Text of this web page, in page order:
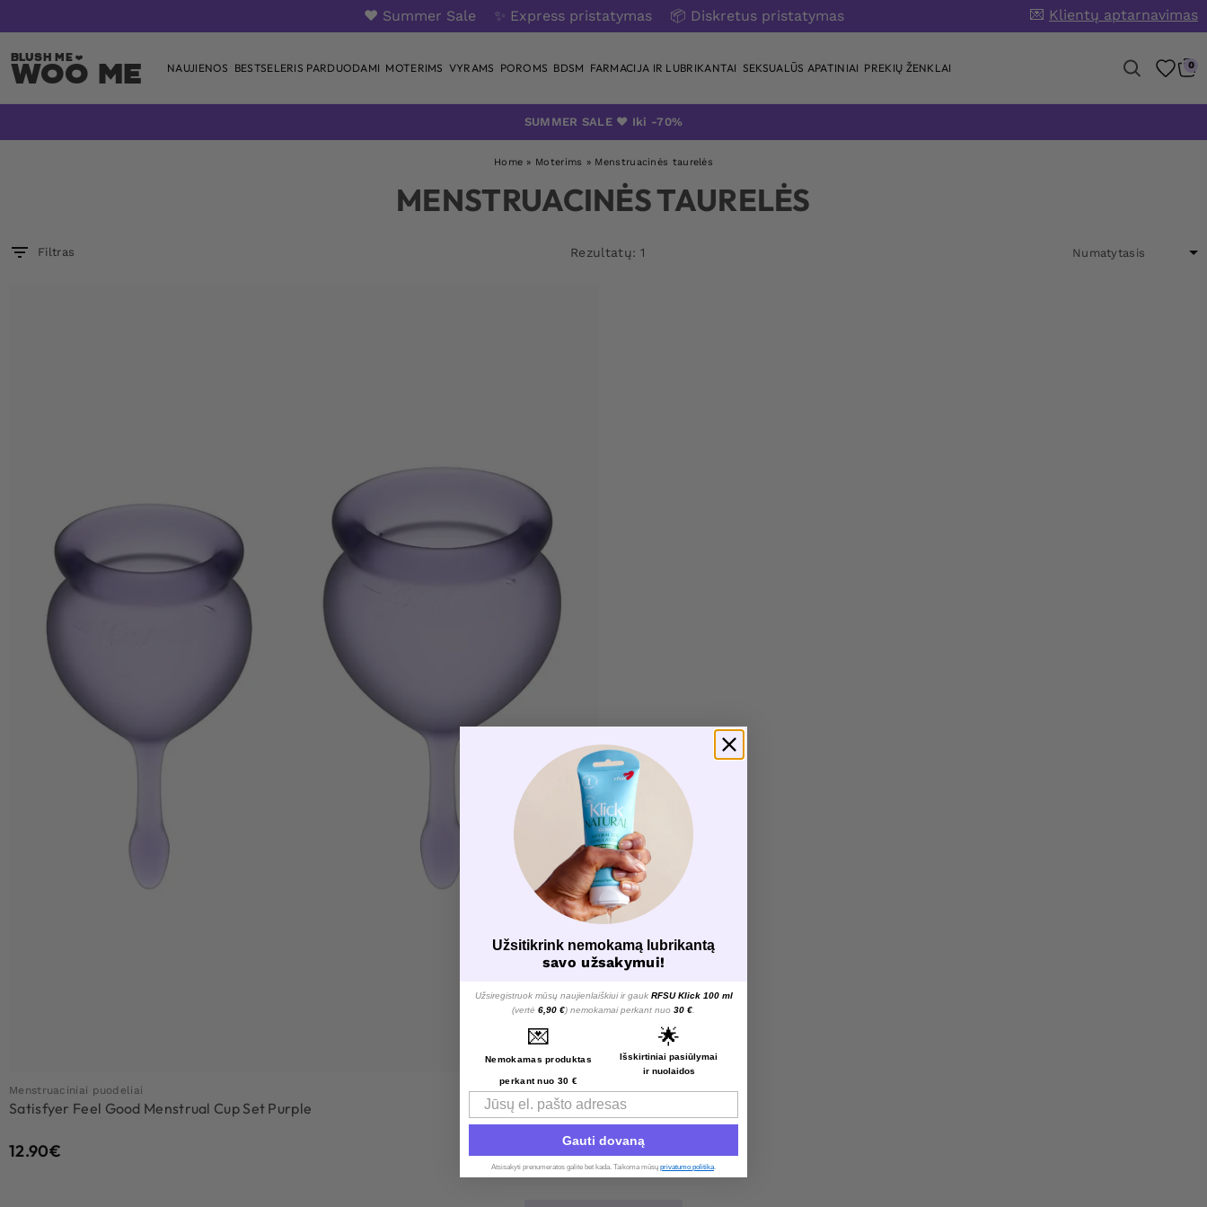
❤️ Summer Sale ✨ Express pristatymas 📦 Diskretus pristatymas 💌 Klientų aptarnavimas
Woo Me NAUJIENOS BESTSELERIS PARDUODAMI MOTERIMS VYRAMS POROMS BDSM FARMACIJA IR LUBRIKANTAI SEKSUALŪS APATINIAI PREKIŲ ŽENKLAI 0
SUMMER SALE ❤️ Iki -70%
Home » Moterims » Menstruacinės taurelės
MENSTRUACINĖS TAURELĖS
Filtras Rezultatų: 1
Menstruaciniai puodeliai
Satisfyer Feel Good Menstrual Cup Set Purple
12.90€
Užsitikrink nemokamą lubrikantą
savo užsakymui!
Užsiregistruok mūsų naujienlaiškiui ir gauk RFSU Klick 100 ml
(vertė 6,90 €) nemokamai perkant nuo 30 €
💌
Nemokamas produktas
perkant nuo 30 €
🌟
Išskirtiniai pasiūlymai
ir nuolaidos
Email
Gauti dovaną
Atsisakyti prenumeratos galite bet kada. Taikoma mūsų privatumo politika.​